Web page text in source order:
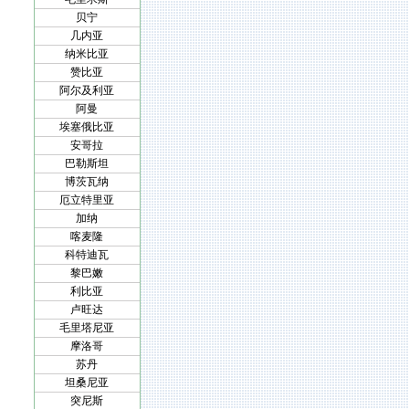
贝宁
几内亚
纳米比亚
赞比亚
阿尔及利亚
阿曼
埃塞俄比亚
安哥拉
巴勒斯坦
博茨瓦纳
厄立特里亚
加纳
喀麦隆
科特迪瓦
黎巴嫩
利比亚
卢旺达
毛里塔尼亚
摩洛哥
苏丹
坦桑尼亚
突尼斯